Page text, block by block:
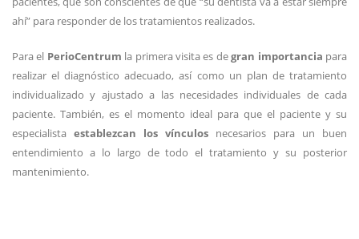
ahí” para responder de los tratamientos realizados.
Para el PerioCentrum la primera visita es degran importancia para
realizar el diagnóstico adecuado, así como un plan de tratamiento
individualizado y ajustado a las necesidades individuales de cada
paciente. También, es el momento ideal para que el paciente y su
especialista establezcan los vínculos necesarios para un buen
entendimiento a lo largo de todo el tratamiento y su posterior
mantenimiento.